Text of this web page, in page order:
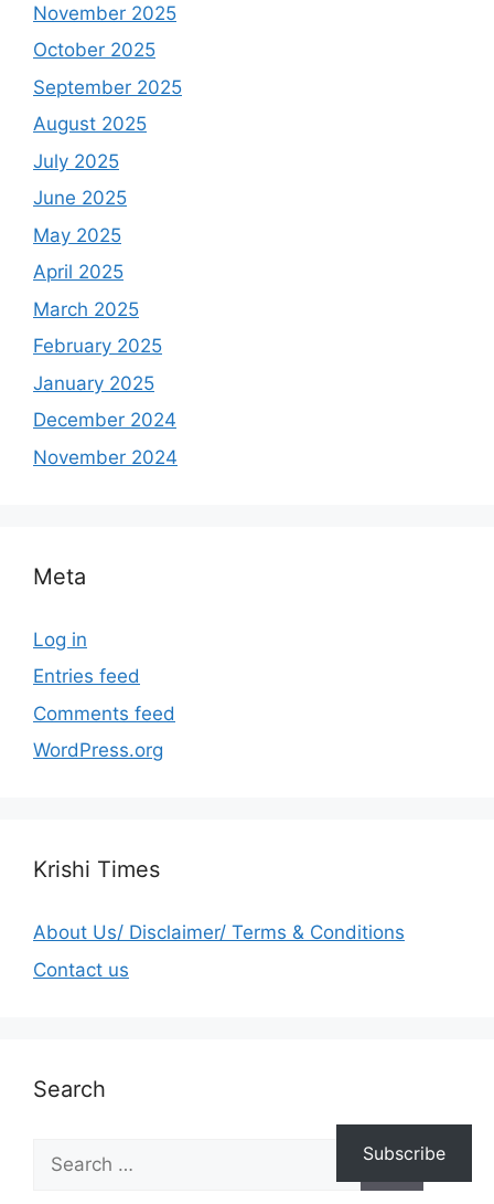
November 2025
October 2025
September 2025
August 2025
July 2025
June 2025
May 2025
April 2025
March 2025
February 2025
January 2025
December 2024
November 2024
Meta
Log in
Entries feed
Comments feed
WordPress.org
Krishi Times
About Us/ Disclaimer/ Terms & Conditions
Contact us
Search
Subscribe